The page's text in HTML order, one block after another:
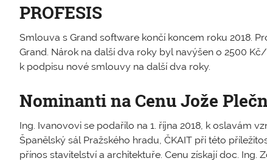
PROFESIS
Smlouva s Grand software končí koncem roku 2018.
Grand. Nárok na další dva roky byl navýšen o 2500
k podpisu nové smlouvy na další dva roky.
Nominanti na Cenu Jože
Ing. Ivanovovi se podařilo na 1. října 2018, k oslavám
Španělský sál Pražského hradu, ČKAIT při této
přínos stavitelství a architektuře. Cenu získají doc. Ing.